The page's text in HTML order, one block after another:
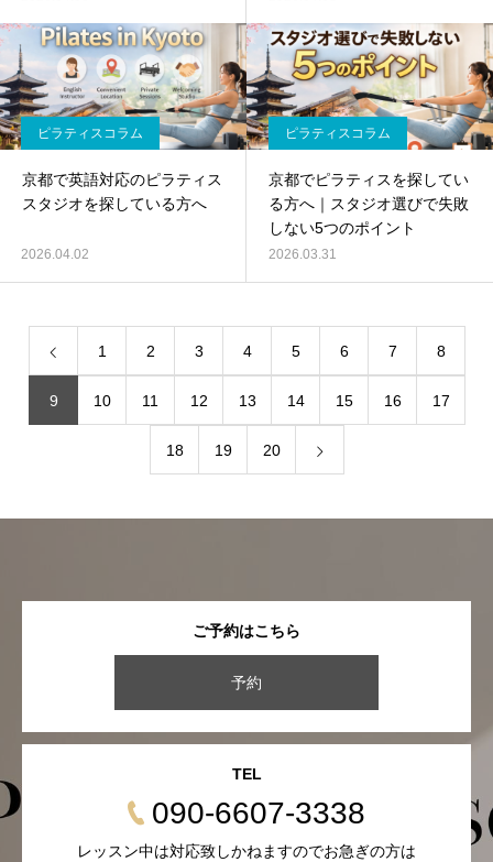
ピラティスコラム
京都で英語対応のピラティス
スタジオを探している方へ
2026.04.02
ピラティスコラム
京都でピラティスを探してい
る方へ｜スタジオ選びで失敗
しない5つのポイント
2026.03.31
1 2 3 4 5 6 7 8
9 10 11 12 13 14 15 16 17
18 19 20
ご予約はこちら
予約
TEL
090-6607-3338
レッスン中は対応致しかねますのでお急ぎの方は